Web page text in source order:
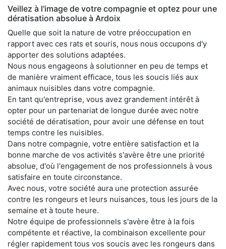
Veillez à l'image de votre compagnie et optez pour une
dératisation absolue à Ardoix
Quelle que soit la nature de votre préoccupation en
rapport avec ces rats et souris, nous nous occupons d'y
apporter des solutions adaptées.
Nous nous engageons à solutionner en peu de temps et
de manière vraiment efficace, tous les soucis liés aux
animaux nuisibles dans votre compagnie.
En tant qu'entreprise, vous avez grandement intérêt à
opter pour un partenariat de longue durée avec notre
société de dératisation, pour avoir une défense en tout
temps contre les nuisibles.
Dans notre compagnie, votre entière satisfaction et la
bonne marche de vos activités s'avère être une priorité
absolue, d'où l'engagement de nos professionnels à vous
satisfaire en toute circonstance.
Avec nous, votre société aura une protection assurée
contre les rongeurs et leurs nuisances, tous les jours de la
semaine et à toute heure.
Notre équipe de professionnels s'avère être à la fois
compétente et réactive, la combinaison excellente pour
régler rapidement tous vos soucis avec les rongeurs dans